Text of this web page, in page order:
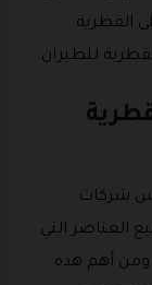
القطرية
للطيران.
شركات
العناصر التي
ومن أهم هذه